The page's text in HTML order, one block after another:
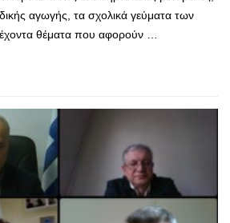
αγωγής, τα σχολικά γεύματα των
θέματα που αφορούν …